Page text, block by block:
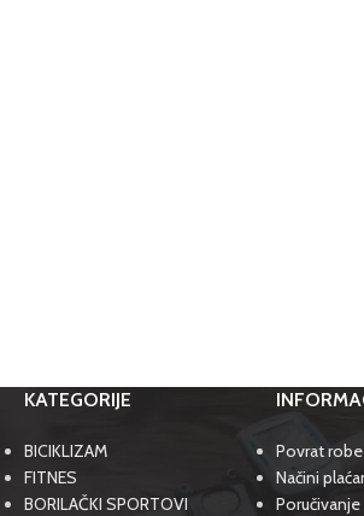
KATEGORIJE
BICIKLIZAM
FITNES
BORILAČKI SPORTOVI
Povrat
Načini